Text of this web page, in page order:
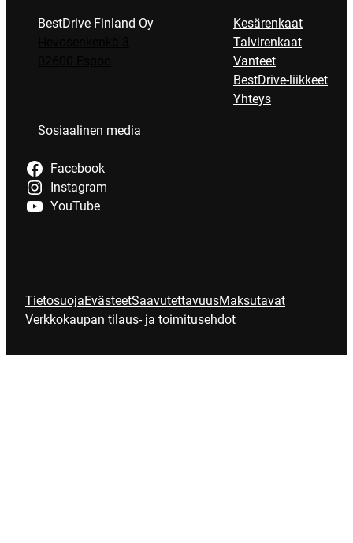
BestDrive Finland Oy
Kesärenkaat
Talvirenkaat
Vanteet
BestDrive-liikkeet
Yhteys
Sosiaalinen media
Facebook
Instagram
YouTube
TietosuojaEvästeetSaavutettavuusMaksutavat
Verkkokaupan tilaus- ja toimitusehdot